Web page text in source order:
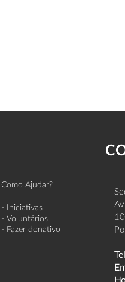
Como Ajudar?
- Iniciativas
- Voluntários
- Fazer donativo